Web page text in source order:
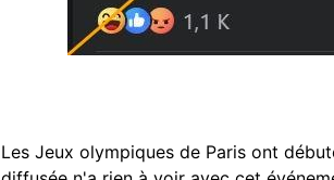
Les Jeux olympiques de Paris ont